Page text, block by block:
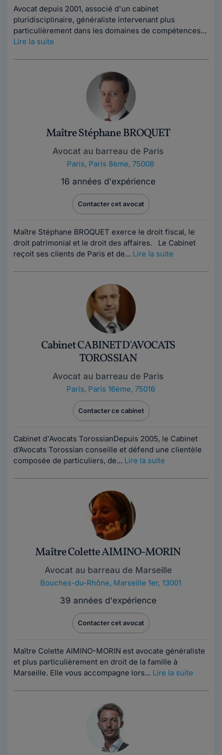
Avocat depuis 2001, associé d'un cabinet
pluridisciplinaire, généraliste intervenant plus
particulièrement dans les domaines de compétences...
Lire la suite
Maître Stéphane BROQUET
Avocat au barreau de Paris
Paris, Paris 8ème, 75008
16 années d'expérience
Contacter cet avocat
Maître Stéphane BROQUET exerce le droit fiscal, le
droit patrimonial et le droit des affaires. Le Cabinet
reçoit ses clients de Paris et de... Lire la suite
Cabinet CABINET D'AVOCATS
TOROSSIAN
Avocat au barreau de Paris
Paris, Paris 16ème, 75016
Contacter ce cabinet
Cabinet d'Avocats TorossianDepuis 2005, le Cabinet
d’Avocats Torossian conseille et défend une clientèle
composée de particuliers, de... Lire la suite
Maître Colette AIMINO-MORIN
Avocat au barreau de Marseille
Bouches-du-Rhône, Marseille 1er, 13001
39 années d'expérience
Contacter cet avocat
Maître Colette AIMINO-MORIN est avocate généraliste
et plus particulièrement en droit de la famille à
Marseille. Elle vous accompagne lors... Lire la suite